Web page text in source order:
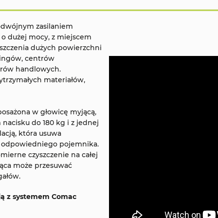
zasilaniem
dużej mocy, z miejscem
dużych powierzchni
centrów
handlowych.
materiałów,
w głowicę myjącą,
do 180 kg i z jednej
która usuwa
odpowiedniego pojemnika.
czyszczenie na całej
może przesuwać
z systemem Comac